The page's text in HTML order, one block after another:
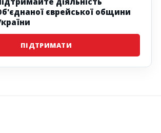
єврейської общини
ПІДТРИМАТИ